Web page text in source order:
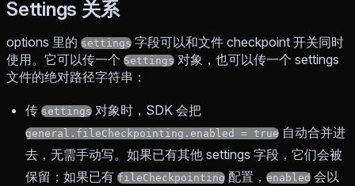
Settings 关系
options 里的 settings 字段可以和文件 checkpoint 开关同时
使用。它可以传一个 Settings 对象，也可以传一个 settings
文件的绝对路径字符串：
传 settings 对象时，SDK 会把
general.fileCheckpointing.enabled = true 自动合并进
去，无需手动写。如果已有其他 settings 字段，它们会被
保留；如果已有 fileCheckpointing 配置， enabled 会以